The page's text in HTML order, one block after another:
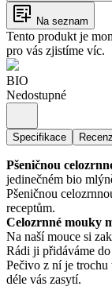
Na seznam
Tento produkt je
pro vás zjistíme víc.
BIO
Nedostupné
Specifikace
Pšeničnou
jedinečném bio
Pšeničnou
receptům.
Celozrnné mouky
Na naší mouce si
Rádi ji přidáváme
Pečivo z ní je
déle vás zasytí.